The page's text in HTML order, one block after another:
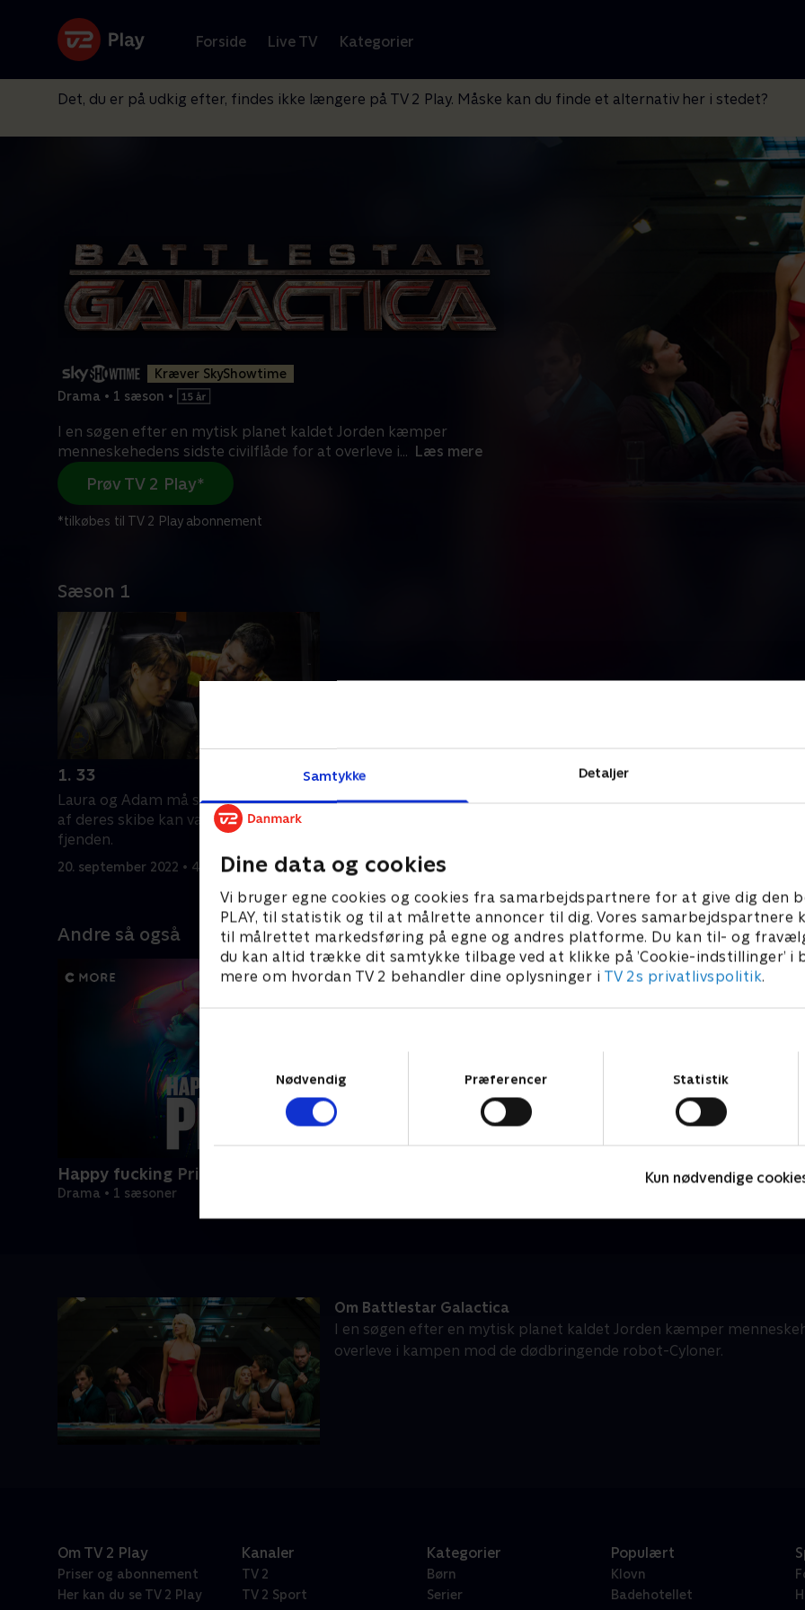
Samtykke Detaljer
Dine data og cookies
Vi bruger egne cookies og cookies fra samarbejdspartnere for at give dig den
PLAY, til statistik og til at målrette annoncer til dig. Vores samarbejdspartnere
til målrettet markedsføring på egne og andres platforme. Du kan til- og
du kan altid trække dit samtykke tilbage ved at klikke på ’Cookie-indstillinger’ i
mere om hvordan TV 2 behandler dine oplysninger i TV 2s privatlivspolitik.
Nødvendig
Præferencer Statistik
Kun nødvendige
Forside Live TV Kategorier
Det, du er på udkig efter, findes ikke længere på TV 2 Play. Måske kan du finde et alternativ her i stedet?
Kræver SkyShowtime
Drama • 1 sæson •
I en søgen efter en mytisk planet kaldet Jorden kæmper
menneskehedens sidste civilflåde for at overleve i... Læs mere
Prøv TV 2 Play*
*tilkøbes til TV 2 Play abonnement
Sæson 1
1. 33
Laura og Adam må se i øjnene, at et
af deres skibe kan være beskadiget af
fjenden.
20. september 2022 • 43 min
Andre så også
Happy fucking Pride
Drama • 1 sæsoner
Om Battlestar Galactica
I en søgen efter en mytisk planet kaldet Jorden kæmper
overleve i kampen mod de dødbringende robot-Cyloner.
Om TV 2 Play
Priser og abonnement
Her kan du se TV 2 Play
Kanaler
TV 2
TV 2 Sport
Kategorier
Børn
Serier
Populært
Klovn
Badehotellet